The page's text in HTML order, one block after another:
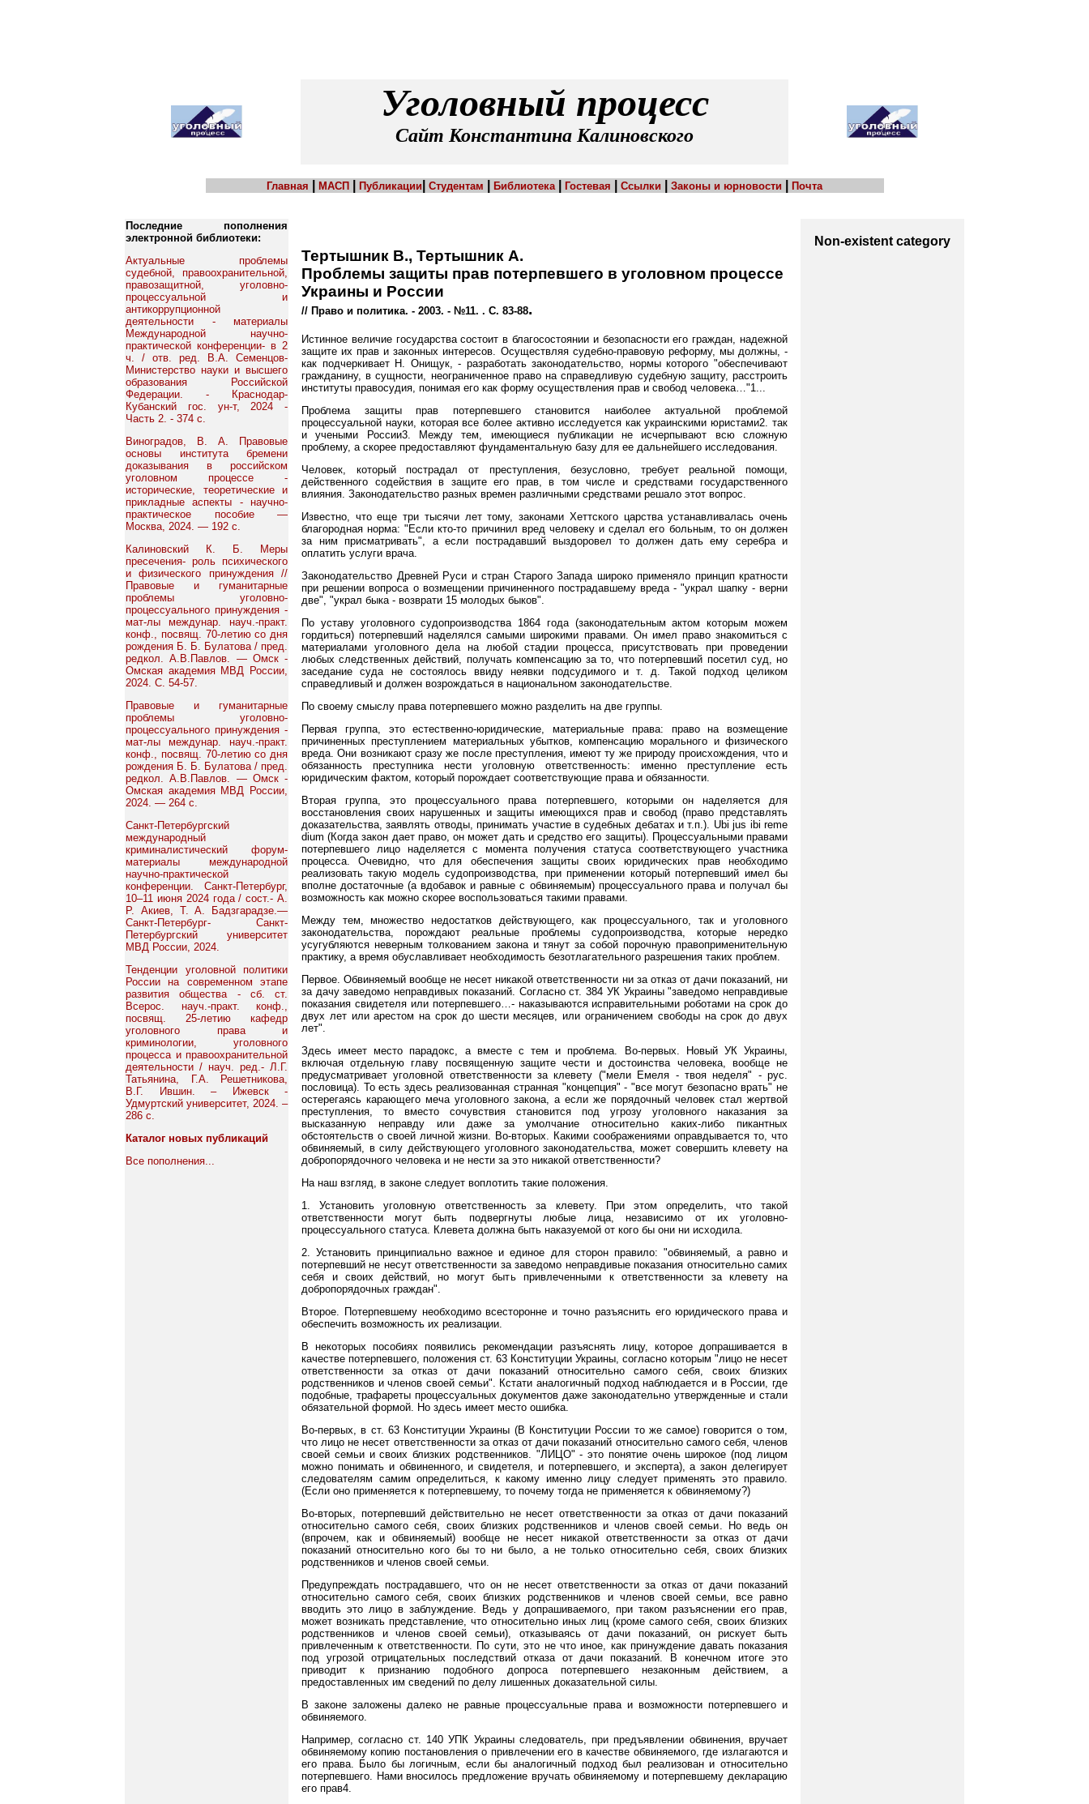
Уголовный процесс
Сайт Константина Калиновского
Главная МАСП Публикации Студентам Библиотека Гостевая Ссылки Законы и юрновости Почта
Последние пополнения
электронной библиотеки:
Актуальные проблемы
судебной, правоохранительной,
правозащитной, уголовно-
процессуальной и
антикоррупционной
деятельности - материалы
Международной научно-
практической конференции- в 2
ч. / отв. ред. В.А. Семенцов-
Министерство науки и высшего
образования Российской
Федерации. - Краснодар-
Кубанский гос. ун-т, 2024 -
Часть 2. - 374 с.
Виноградов, В. А. Правовые
основы института бремени
доказывания в российском
уголовном процессе -
исторические, теоретические и
прикладные аспекты - научно-
практическое пособие —
Москва, 2024. — 192 с.
Калиновский К. Б. Меры
пресечения- роль психического
и физического принуждения //
Правовые и гуманитарные
проблемы уголовно-
процессуального принуждения -
мат-лы междунар. науч.-практ.
конф., посвящ. 70-летию со дня
рождения Б. Б. Булатова / пред.
редкол. А.В.Павлов. — Омск -
Омская академия МВД России,
2024. С. 54-57.
Правовые и гуманитарные
проблемы уголовно-
процессуального принуждения -
мат-лы междунар. науч.-практ.
конф., посвящ. 70-летию со дня
рождения Б. Б. Булатова / пред.
редкол. А.В.Павлов. — Омск -
Омская академия МВД России,
2024. — 264 с.
Санкт-Петербургский
международный
криминалистический форум-
материалы международной
научно-практической
конференции. Санкт-Петербург,
10–11 июня 2024 года / сост.- А.
Р. Акиев, Т. А. Бадзгарадзе.—
Санкт-Петербург- Санкт-
Петербургский университет
МВД России, 2024.
Тенденции уголовной политики
России на современном этапе
развития общества - сб. ст.
Всерос. науч.-практ. конф.,
посвящ. 25-летию кафедр
уголовного права и
криминологии, уголовного
процесса и правоохранительной
деятельности / науч. ред.- Л.Г.
Татьянина, Г.А. Решетникова,
В.Г. Ившин. – Ижевск -
Удмуртский университет, 2024. –
286 с.
Каталог новых публикаций
Все пополнения...
Тертышник В., Тертышник А.
Проблемы защиты прав потерпевшего в уголовном процессе
Украины и России
// Право и политика. - 2003. - №11. . С. 83-88.
Истинное величие государства состоит в благосостоянии и безопасности его граждан, надежной
защите их прав и законных интересов. Осуществляя судебно-правовую реформу, мы должны, -
как подчеркивает Н. Онищук, - разработать законодательство, нормы которого "обеспечивают
гражданину, в сущности, неограниченное право на справедливую судебную защиту, расстроить
институты правосудия, понимая его как форму осуществления прав и свобод человека…"1...
Проблема защиты прав потерпевшего становится наиболее актуальной проблемой
процессуальной науки, которая все более активно исследуется как украинскими юристами2. так
и учеными России3. Между тем, имеющиеся публикации не исчерпывают всю сложную
проблему, а скорее предоставляют фундаментальную базу для ее дальнейшего исследования.
Человек, который пострадал от преступления, безусловно, требует реальной помощи,
действенного содействия в защите его прав, в том числе и средствами государственного
влияния. Законодательство разных времен различными средствами решало этот вопрос.
Известно, что еще три тысячи лет тому, законами Хеттского царства устанавливалась очень
благородная норма: "Если кто-то причинил вред человеку и сделал его больным, то он должен
за ним присматривать", а если пострадавший выздоровел то должен дать ему серебра и
оплатить услуги врача.
Законодательство Древней Руси и стран Старого Запада широко применяло принцип кратности
при решении вопроса о возмещении причиненного пострадавшему вреда - "украл шапку - верни
две", "украл быка - возврати 15 молодых быков".
По уставу уголовного судопроизводства 1864 года (законодательным актом которым можем
гордиться) потерпевший наделялся самыми широкими правами. Он имел право знакомиться с
материалами уголовного дела на любой стадии процесса, присутствовать при проведении
любых следственных действий, получать компенсацию за то, что потерпевший посетил суд, но
заседание суда не состоялось ввиду неявки подсудимого и т. д. Такой подход целиком
справедливый и должен возрождаться в национальном законодательстве.
По своему смыслу права потерпевшего можно разделить на две группы.
Первая группа, это естественно-юридические, материальные права: право на возмещение
причиненных преступлением материальных убытков, компенсацию морального и физического
вреда. Они возникают сразу же после преступления, имеют ту же природу происхождения, что и
обязанность преступника нести уголовную ответственность: именно преступление есть
юридическим фактом, который порождает соответствующие права и обязанности.
Вторая группа, это процессуального права потерпевшего, которыми он наделяется для
восстановления своих нарушенных и защиты имеющихся прав и свобод (право представлять
доказательства, заявлять отводы, принимать участие в судебных дебатах и т.п.). Ubi jus ibi reme
dium (Когда закон дает право, он может дать и средство его защиты). Процессуальными правами
потерпевшего лицо наделяется с момента получения статуса соответствующего участника
процесса. Очевидно, что для обеспечения защиты своих юридических прав необходимо
реализовать такую модель судопроизводства, при применении который потерпевший имел бы
вполне достаточные (а вдобавок и равные с обвиняемым) процессуального права и получал бы
возможность как можно скорее воспользоваться такими правами.
Между тем, множество недостатков действующего, как процессуального, так и уголовного
законодательства, порождают реальные проблемы судопроизводства, которые нередко
усугубляются неверным толкованием закона и тянут за собой порочную правоприменительную
практику, а время обуславливает необходимость безотлагательного разрешения таких проблем.
Первое. Обвиняемый вообще не несет никакой ответственности ни за отказ от дачи показаний, ни
за дачу заведомо неправдивых показаний. Согласно ст. 384 УК Украины "заведомо неправдивые
показания свидетеля или потерпевшего…- наказываются исправительными роботами на срок до
двух лет или арестом на срок до шести месяцев, или ограничением свободы на срок до двух
лет".
Здесь имеет место парадокс, а вместе с тем и проблема. Во-первых. Новый УК Украины,
включая отдельную главу посвященную защите чести и достоинства человека, вообще не
предусматривает уголовной ответственности за клевету ("мели Емеля - твоя неделя" - рус.
пословица). То есть здесь реализованная странная "концепция" - "все могут безопасно врать" не
остерегаясь карающего меча уголовного закона, а если же порядочный человек стал жертвой
преступления, то вместо сочувствия становится под угрозу уголовного наказания за
высказанную неправду или даже за умолчание относительно каких-либо пикантных
обстоятельств о своей личной жизни. Во-вторых. Какими соображениями оправдывается то, что
обвиняемый, в силу действующего уголовного законодательства, может совершить клевету на
добропорядочного человека и не нести за это никакой ответственности?
На наш взгляд, в законе следует воплотить такие положения.
1. Установить уголовную ответственность за клевету. При этом определить, что такой
ответственности могут быть подвергнуты любые лица, независимо от их уголовно-
процессуального статуса. Клевета должна быть наказуемой от кого бы они ни исходила.
2. Установить принципиально важное и единое для сторон правило: "обвиняемый, а равно и
потерпевший не несут ответственности за заведомо неправдивые показания относительно самих
себя и своих действий, но могут быть привлеченными к ответственности за клевету на
добропорядочных граждан".
Второе. Потерпевшему необходимо всесторонне и точно разъяснить его юридического права и
обеспечить возможность их реализации.
В некоторых пособиях появились рекомендации разъяснять лицу, которое допрашивается в
качестве потерпевшего, положения ст. 63 Конституции Украины, согласно которым "лицо не несет
ответственности за отказ от дачи показаний относительно самого себя, своих близких
родственников и членов своей семьи". Кстати аналогичный подход наблюдается и в России, где
подобные, трафареты процессуальных документов даже законодательно утвержденные и стали
обязательной формой. Но здесь имеет место ошибка.
Во-первых, в ст. 63 Конституции Украины (В Конституции России то же самое) говорится о том,
что лицо не несет ответственности за отказ от дачи показаний относительно самого себя, членов
своей семьи и своих близких родственников. "ЛИЦО" - это понятие очень широкое (под лицом
можно понимать и обвиненного, и свидетеля, и потерпевшего, и эксперта), а закон делегирует
следователям самим определиться, к какому именно лицу следует применять это правило.
(Если оно применяется к потерпевшему, то почему тогда не применяется к обвиняемому?)
Во-вторых, потерпевший действительно не несет ответственности за отказ от дачи показаний
относительно самого себя, своих близких родственников и членов своей семьи. Но ведь он
(впрочем, как и обвиняемый) вообще не несет никакой ответственности за отказ от дачи
показаний относительно кого бы то ни было, а не только относительно себя, своих близких
родственников и членов своей семьи.
Предупреждать пострадавшего, что он не несет ответственности за отказ от дачи показаний
относительно самого себя, своих близких родственников и членов своей семьи, все равно
вводить это лицо в заблуждение. Ведь у допрашиваемого, при таком разъяснении его прав,
может возникать представление, что относительно иных лиц (кроме самого себя, своих близких
родственников и членов своей семьи), отказываясь от дачи показаний, он рискует быть
привлеченным к ответственности. По сути, это не что иное, как принуждение давать показания
под угрозой отрицательных последствий отказа от дачи показаний. В конечном итоге это
приводит к признанию подобного допроса потерпевшего незаконным действием, а
предоставленных им сведений по делу лишенных доказательной силы.
В законе заложены далеко не равные процессуальные права и возможности потерпевшего и
обвиняемого.
Например, согласно ст. 140 УПК Украины следователь, при предъявлении обвинения, вручает
обвиняемому копию постановления о привлечении его в качестве обвиняемого, где излагаются и
его права. Было бы логичным, если бы аналогичный подход был реализован и относительно
потерпевшего. Нами вносилось предложение вручать обвиняемому и потерпевшему декларацию
его прав4.
Non-existent category